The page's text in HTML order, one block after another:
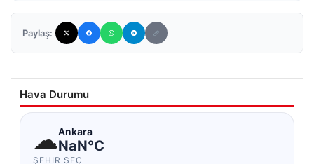
Paylaş:
Hava Durumu
☁Ankara
NaN°C
ŞEHIR SEÇ